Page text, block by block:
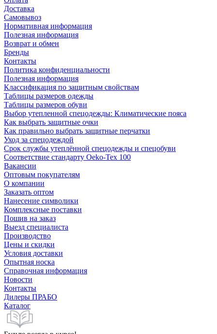
Доставка
Самовывоз
Нормативная информация
Полезная информация
Возврат и обмен
Бренды
Контакты
Политика конфиденциальности
Полезная информация
Классификация по защитным свойствам
Таблицы размеров одежды
Таблицы размеров обуви
Выбор утепленной спецодежды: Климатические пояса
Как выбрать защитные очки
Как правильно выбрать защитные перчатки
Уход за спецодеждой
Срок службы утеплённой спецодежды и спецобуви
Соответствие стандарту Oeko-Tex 100
Вакансии
Оптовым покупателям
О компании
Заказать оптом
Нанесение символики
Комплексные поставки
Пошив на заказ
Выезд специалиста
Производство
Цены и скидки
Условия доставки
Опытная носка
Справочная информация
Новости
Контакты
Дилеры ПРАБО
Каталог